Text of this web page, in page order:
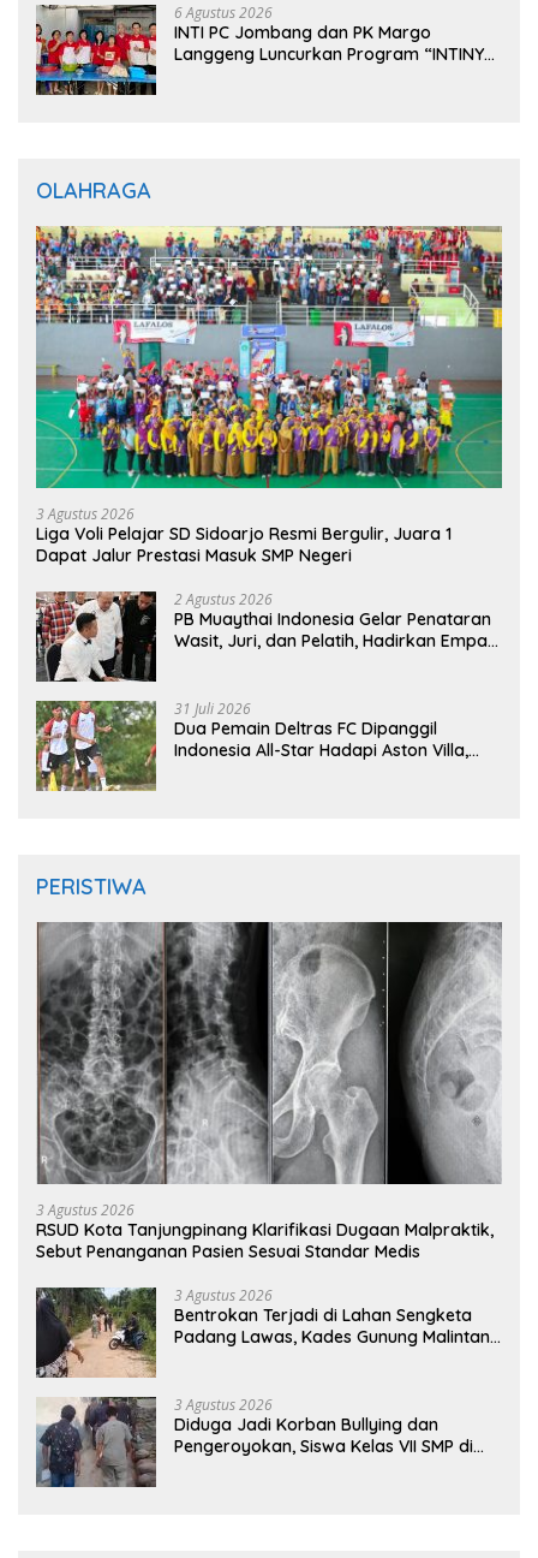
6 Agustus 2026
INTI PC Jombang dan PK Margo
Langgeng Luncurkan Program “INTINYA
OLAHRAGA
3 Agustus 2026
Liga Voli Pelajar SD Sidoarjo Resmi Bergulir, Juara 1
Dapat Jalur Prestasi Masuk SMP Negeri
2 Agustus 2026
PB Muaythai Indonesia Gelar Penataran
Wasit, Juri, dan Pelatih, Hadirkan Empat
31 Juli 2026
Dua Pemain Deltras FC Dipanggil
Indonesia All-Star Hadapi Aston Villa,
PERISTIWA
3 Agustus 2026
RSUD Kota Tanjungpinang Klarifikasi Dugaan Malpraktik,
Sebut Penanganan Pasien Sesuai Standar Medis
3 Agustus 2026
Bentrokan Terjadi di Lahan Sengketa
Padang Lawas, Kades Gunung Malintang
3 Agustus 2026
Diduga Jadi Korban Bullying dan
Pengeroyokan, Siswa Kelas VII SMP di